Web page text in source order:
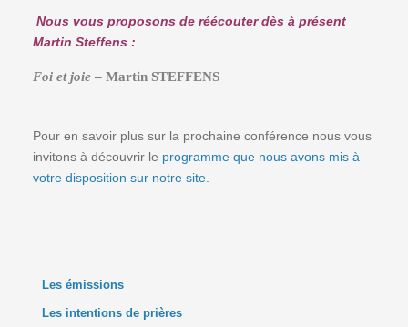
Nous vous proposons de réécouter dès à présent
Martin Steffens :
Foi et joie – Martin STEFFENS
Pour en savoir plus sur la prochaine conférence nous vous
invitons à découvrir le programme que nous avons mis à
votre disposition sur notre site.
Les émissions
Les intentions de prières